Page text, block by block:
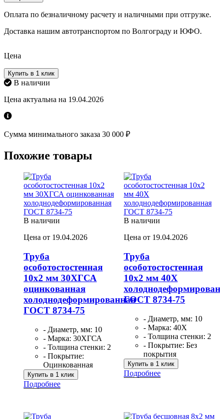
Оплата по безналичному расчету и наличными при отгрузке.
Доставка нашим автотранспортом по Волгограду и ЮФО.
Цена
Купить в 1 клик
В наличии
Цена актуальна на 19.04.2026
Сумма минимального заказа 30 000 ₽
Похожие товары
В наличии
Цена от 19.04.2026
Труба
особотостостенная
10х2 мм 30ХГСА
оцинкованная
холоднодеформированная
ГОСТ 8734-75
- Диаметр, мм: 10
- Марка: 30ХГСА
- Толщина стенки: 2
- Покрытие:
Оцинкованная
Купить в 1 клик
Подробнее
В наличии
Цена от 19.04.2026
Труба
особотостостенная
10х2 мм 40Х
ГОСТ 8734-75
- Диаметр, мм: 10
- Марка: 40Х
- Толщина стенки: 2
- Покрытие: Без
покрытия
Купить в 1 клик
Подробнее